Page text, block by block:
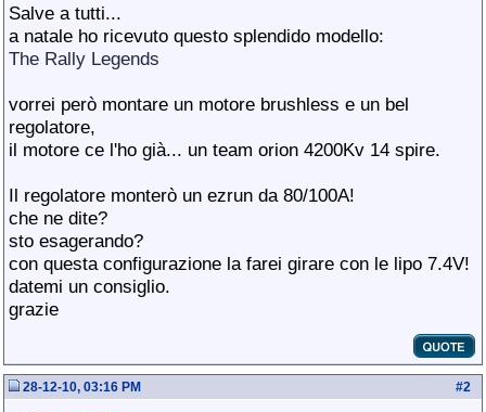
Salve a tutti...
a natale ho ricevuto questo splendido modello:
The Rally Legends
vorrei però montare un motore brushless e un bel
regolatore,
il motore ce l'ho già... un team orion 4200Kv 14 spire.
Il regolatore monterò un ezrun da 80/100A!
che ne dite?
sto esagerando?
con questa configurazione la farei girare con le lipo 7.4V!
datemi un consiglio.
grazie
#2
28-12-10, 03:16 PM